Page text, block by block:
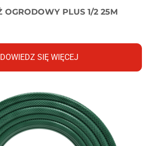
OGRODOWY PLUS 1/2 25M
DOWIEDZ SIĘ WIĘCEJ